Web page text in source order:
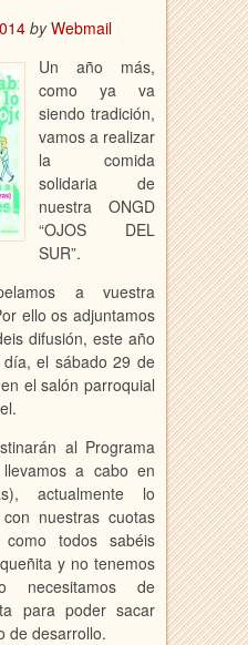
by Webmail
Un año más,
como ya va
siendo tradición,
vamos a realizar
la comida
solidaria de
nuestra ONGD
“OJOS DEL
SUR”.
a vuestra
ello os adjuntamos
difusión, este año
el sábado 29 de
el salón parroquial
al Programa
a cabo en
actualmente lo
nuestras cuotas
todos sabéis
y no tenemos
necesitamos de
para poder sacar
de desarrollo.